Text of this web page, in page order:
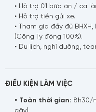
• Hỗ trợ 01 bữa ăn / ca
• Hỗ trợ tiền gửi xe.
• Tham gia đầy đủ
(Công Ty đóng 100%).
• Du lịch, nghỉ dưỡng,
ĐIỀU KIỆN LÀM VIỆC
• Toàn thời gian: 8h30/
gãy)
Nội dung